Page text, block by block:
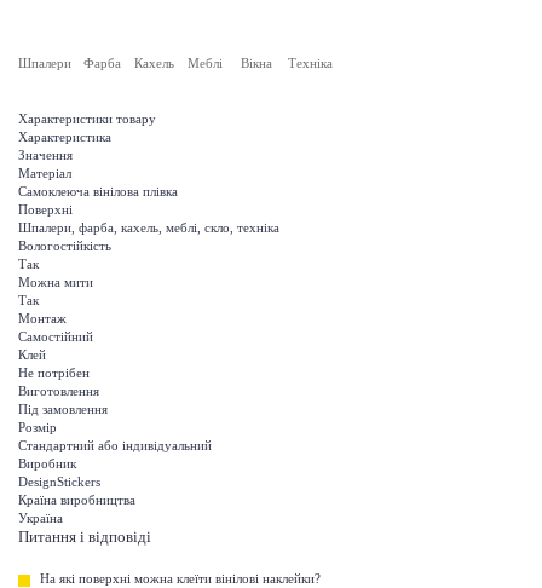
Шпалери Фарба Кахель Меблі Вікна Техніка
Характеристики товару
Характеристика
Значення
Матеріал
Самоклеюча вінілова плівка
Поверхні
Шпалери, фарба, кахель, меблі, скло, техніка
Вологостійкість
Так
Можна мити
Так
Монтаж
Самостійний
Клей
Не потрібен
Виготовлення
Під замовлення
Розмір
Стандартний або індивідуальний
Виробник
DesignStickers
Країна виробництва
Україна
Питання і відповіді
На які поверхні можна клеїти вінілові наклейки?